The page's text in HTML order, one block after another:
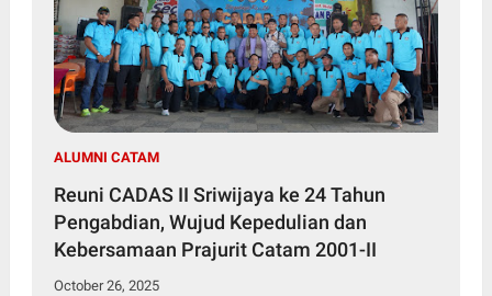
ALUMNI CATAM
Reuni CADAS II Sriwijaya ke 24 Tahun
Pengabdian, Wujud Kepedulian dan
Kebersamaan Prajurit Catam 2001-II
October 26, 2025